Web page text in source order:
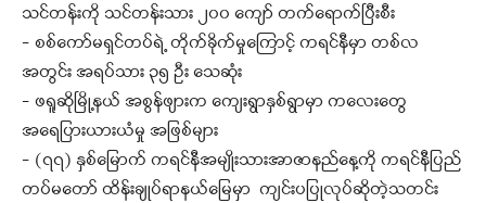
သင်တန်းကို သင်တန်းသား ၂၀၀ ကျော် တက်ရောက်ပြီးစီး
– စစ်ကော်မရှင်တပ်ရဲ့ တိုက်ခိုက်မှုကြောင့် ကရင်နီမှာ တစ်လ
အတွင်း အရပ်သား ၃၅ ဦး သေဆုံး
– ဖရူဆိုမြို့နယ် အစွန်ဖျားက ကျေးရွာနှစ်ရွာမှာ ကလေးတွေ
အရေပြားယားယံမှု အဖြစ်များ
– (၇၇) နှစ်မြောက် ကရင်နီအမျိုးသားအာဇာနည်နေ့ကို ကရင်နီပြည်
တပ်မတော် ထိန်းချုပ်ရာနယ်မြေမှာ ကျင်းပပြုလုပ်ဆိုတဲ့သတင်း